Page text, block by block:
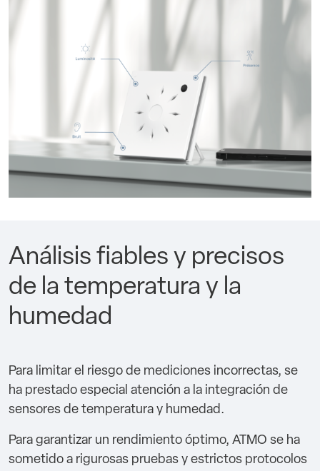
Análisis fiables y precisos
de la temperatura y la
humedad
Para limitar el riesgo de mediciones incorrectas, se
ha prestado especial atención a la integración de
sensores de temperatura y humedad.
Para garantizar un rendimiento óptimo, ATMO se ha
sometido a rigurosas pruebas y estrictos protocolos